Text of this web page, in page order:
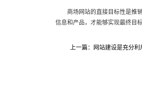
商场网站的直接目标性是推销
信息和产品，才能够实现最终目
上一篇：网站建设是充分利